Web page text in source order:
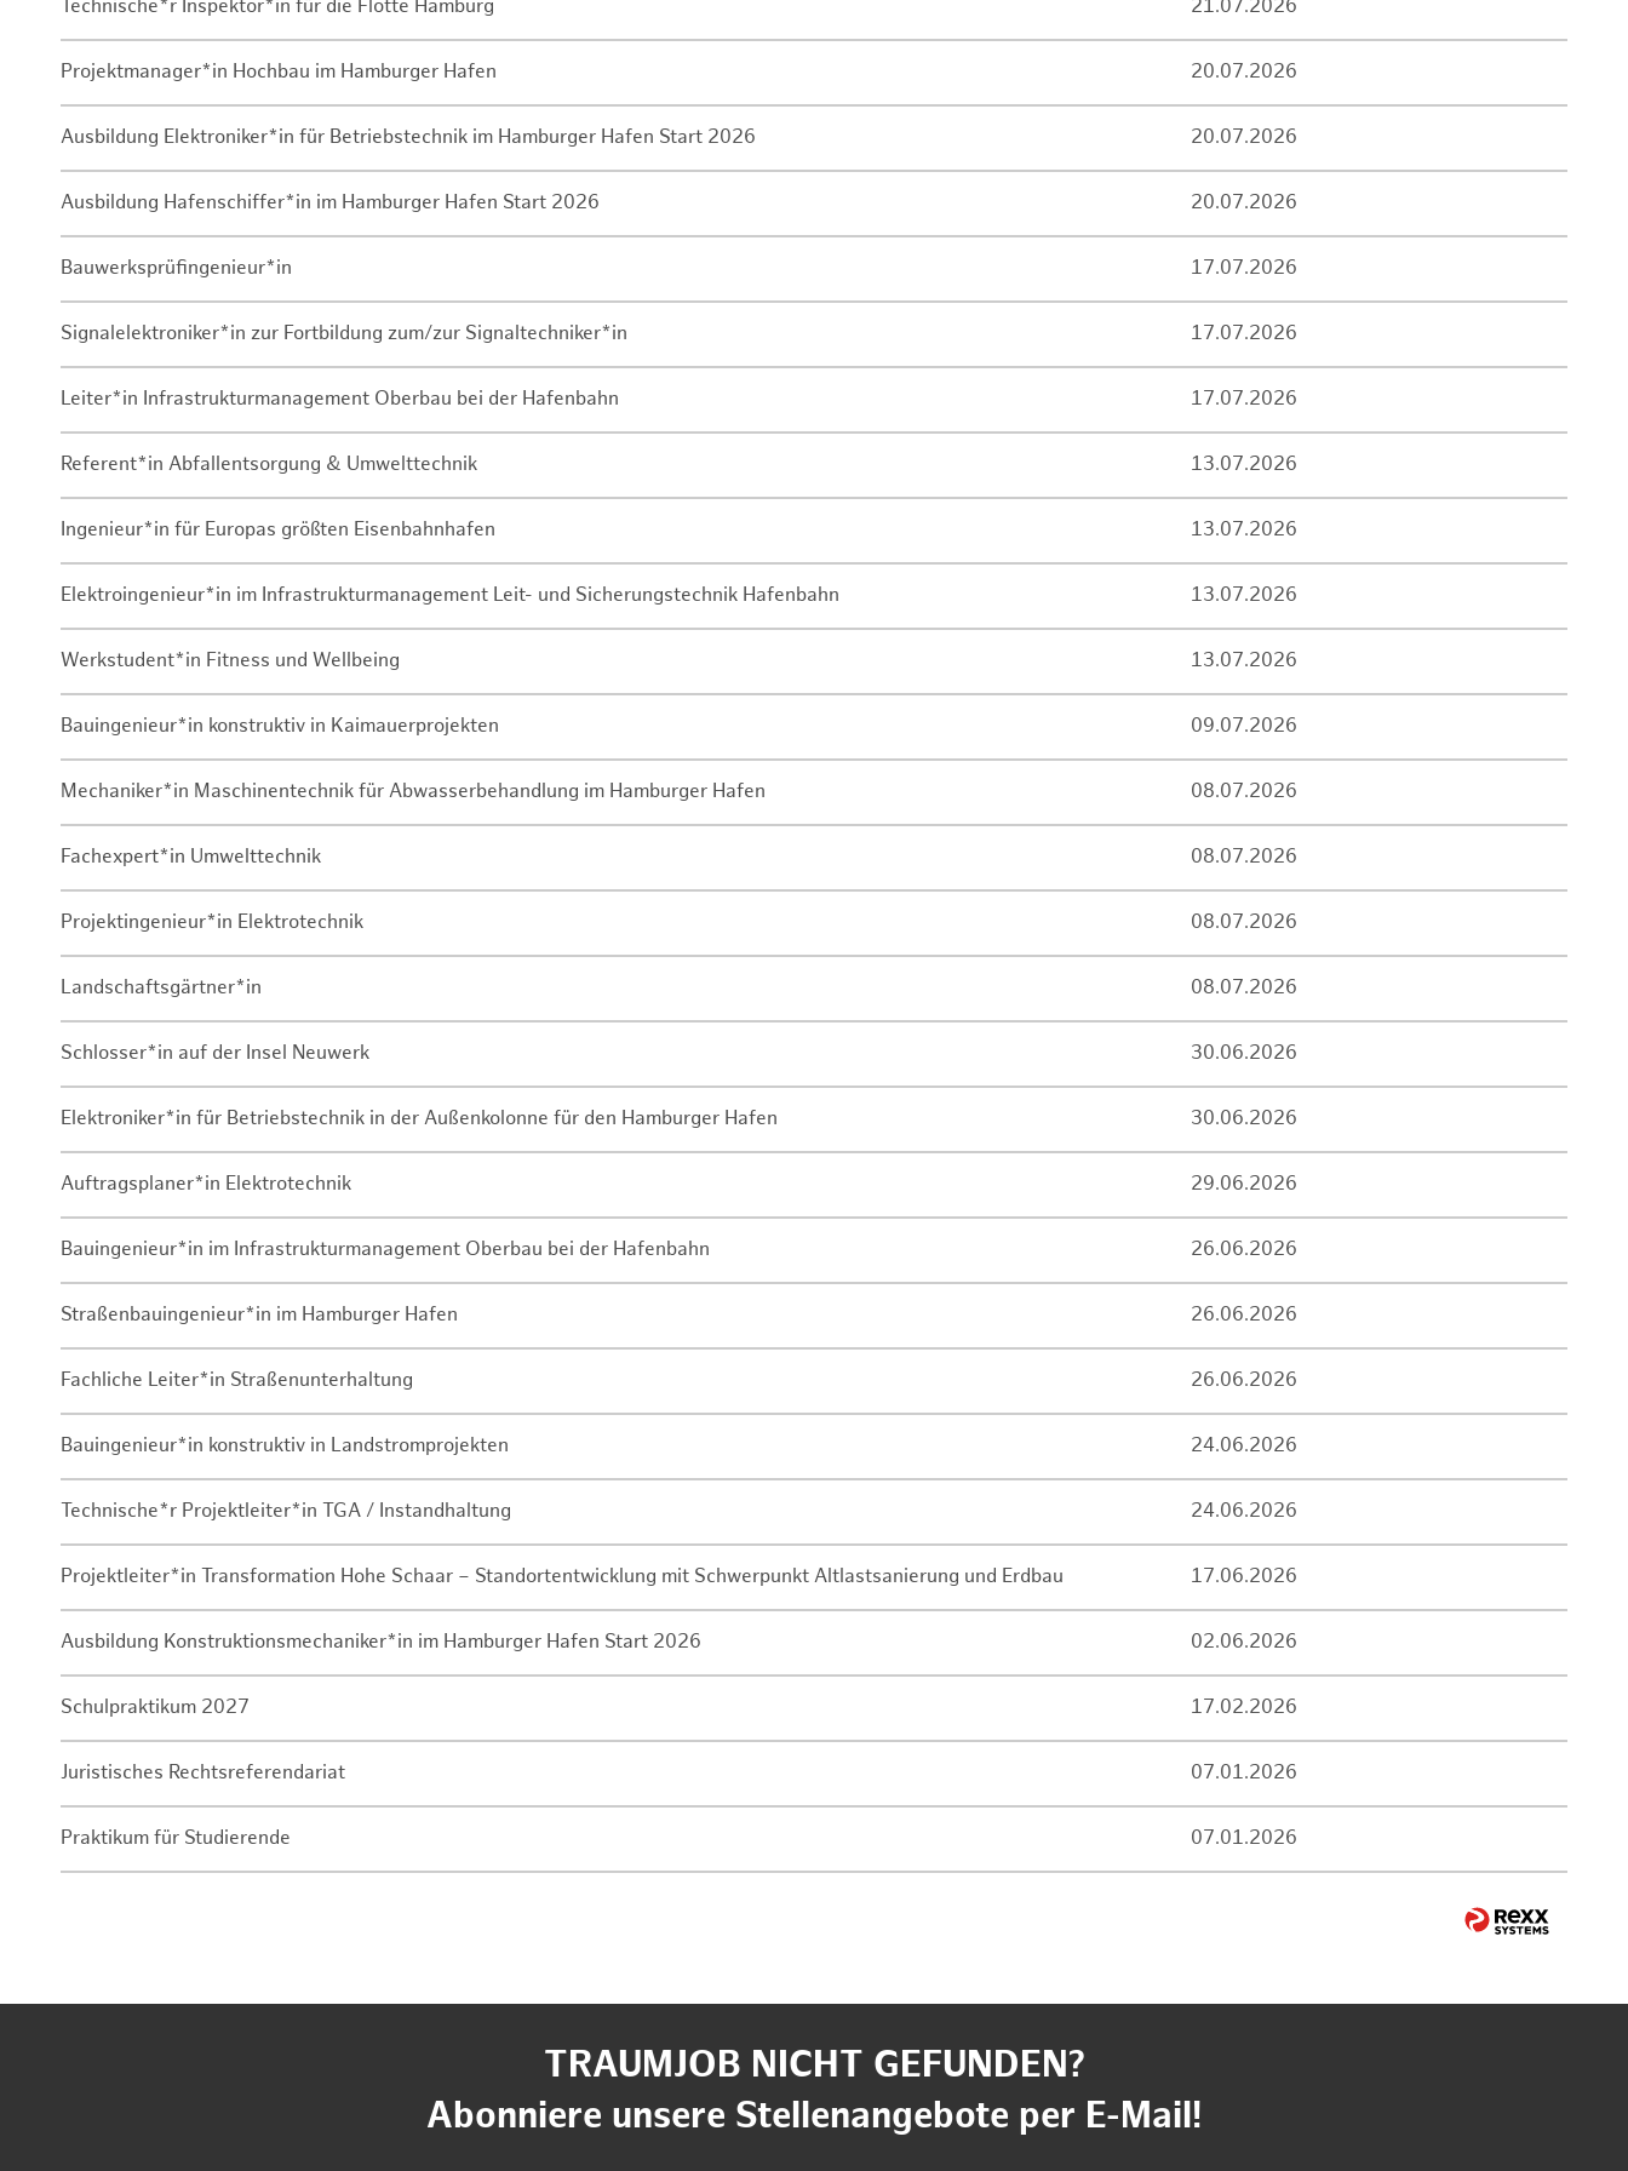
Technische*r Inspektor*in für die Flotte Hamburg 21.07.2026
Projektmanager*in Hochbau im Hamburger Hafen 20.07.2026
Ausbildung Elektroniker*in für Betriebstechnik im Hamburger Hafen Start 2026 20.07.2026
Ausbildung Hafenschiffer*in im Hamburger Hafen Start 2026 20.07.2026
Bauwerksprüfingenieur*in 17.07.2026
Signalelektroniker*in zur Fortbildung zum/zur Signaltechniker*in 17.07.2026
Leiter*in Infrastrukturmanagement Oberbau bei der Hafenbahn 17.07.2026
Referent*in Abfallentsorgung & Umwelttechnik 13.07.2026
Ingenieur*in für Europas größten Eisenbahnhafen 13.07.2026
Elektroingenieur*in im Infrastrukturmanagement Leit- und Sicherungstechnik Hafenbahn 13.07.2026
Werkstudent*in Fitness und Wellbeing 13.07.2026
Bauingenieur*in konstruktiv in Kaimauerprojekten 09.07.2026
Mechaniker*in Maschinentechnik für Abwasserbehandlung im Hamburger Hafen 08.07.2026
Fachexpert*in Umwelttechnik 08.07.2026
Projektingenieur*in Elektrotechnik 08.07.2026
Landschaftsgärtner*in 08.07.2026
Schlosser*in auf der Insel Neuwerk 30.06.2026
Elektroniker*in für Betriebstechnik in der Außenkolonne für den Hamburger Hafen 30.06.2026
Auftragsplaner*in Elektrotechnik 29.06.2026
Bauingenieur*in im Infrastrukturmanagement Oberbau bei der Hafenbahn 26.06.2026
Straßenbauingenieur*in im Hamburger Hafen 26.06.2026
Fachliche Leiter*in Straßenunterhaltung 26.06.2026
Bauingenieur*in konstruktiv in Landstromprojekten 24.06.2026
Technische*r Projektleiter*in TGA / Instandhaltung 24.06.2026
Projektleiter*in Transformation Hohe Schaar – Standortentwicklung mit Schwerpunkt Altlastsanierung und Erdbau 17.06.2026
Ausbildung Konstruktionsmechaniker*in im Hamburger Hafen Start 2026 02.06.2026
Schulpraktikum 2027 17.02.2026
Juristisches Rechtsreferendariat 07.01.2026
Praktikum für Studierende 07.01.2026
TRAUMJOB NICHT GEFUNDEN?
Abonniere unsere Stellenangebote per E-Mail!